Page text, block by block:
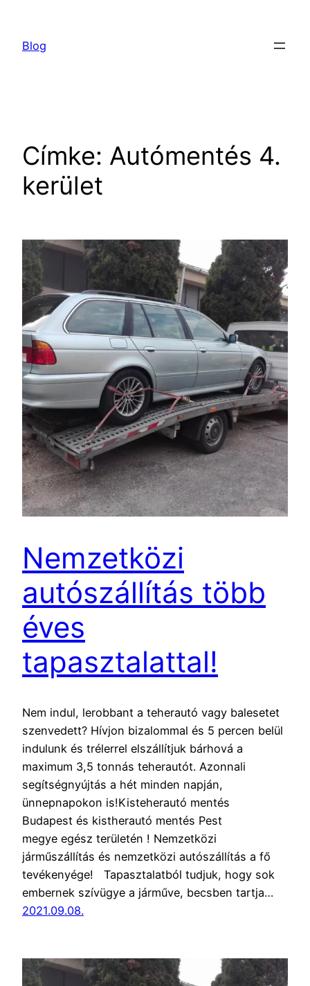
tartalomhoz
Blog
Címke: Autómentés 4.
kerület
Nemzetközi
autószállítás több
éves
tapasztalattal!
Nem indul, lerobbant a teherautó vagy balesetet
szenvedett? Hívjon bizalommal és 5 percen belül
indulunk és trélerrel elszállítjuk bárhová a
maximum 3,5 tonnás teherautót. Azonnali
segítségnyújtás a hét minden napján,
ünnepnapokon is!Kisteherautó mentés
Budapest és kistherautó mentés Pest
megye egész területén ! Nemzetközi
járműszállítás és nemzetközi autószállítás a fő
tevékenyége! Tapasztalatból tudjuk, hogy sok
embernek szívügye a járműve, becsben tartja…
2021.09.08.